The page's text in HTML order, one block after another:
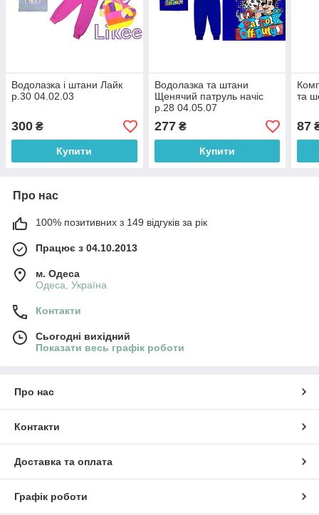
Водолазка і штани Лайк
р.30 04.02.03
300 ₴
Купити
Водолазка та штани
Щенячий патруль начіс
р.28 04.05.07
277₴
Купити
та
87
Про нас
100% позитивних з 149 відгуків за рік
Працює з 04.10.2013
м. Одеса
Одеса, Україна
Контакти
Сьогодні вихідний
Показати весь графік роботи
Про нас
Контакти
Доставка та оплата
Графік роботи